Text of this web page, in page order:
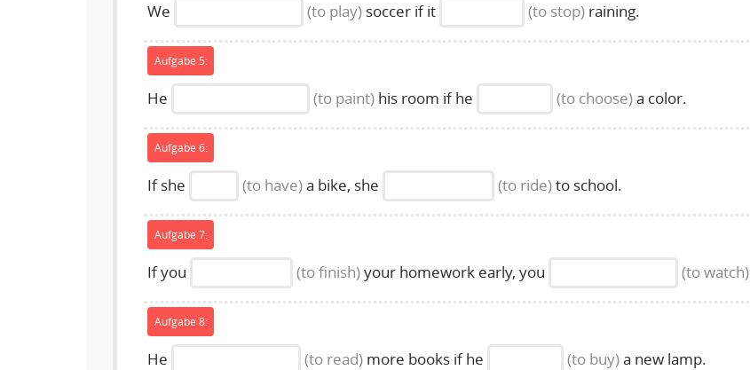
We (to play) soccer if it (to stop) raining.
Aufgabe 5:
He (to paint) his room if he (to choose)a color.
Aufgabe 6:
If she (to have)a bike, she (to ride)to school.
Aufgabe 7:
If you (to finish)your homework early, you (to watch)
Aufgabe 8:
He (to read) more books if he (to buy)a new lamp.